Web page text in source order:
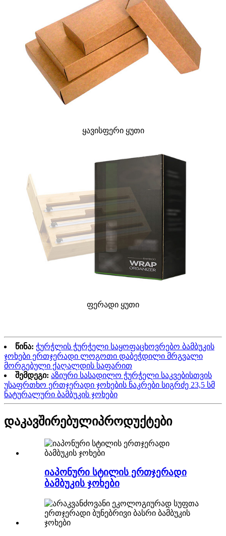
ყავისფერი ყუთი
ფერადი ყუთი
წინა: ჭურჭლის ჭურჭელი საყოფაცხოვრებო ბამბუკის
ჯოხები ერთჯერადი ლოგოთი დაბეჭდილი მრგვალი
მორგებული ქაღალდის საფარით
შემდეგი: აზიური სასადილო ჭურჭელი საკვებისთვის
უსაფრთხო ერთჯერადი ჯოხების ნაკრები სიგრძე 23,5 სმ
ნატურალური ბამბუკის ჯოხები
დაკავშირებულიპროდუქტები
იაპონური სტილის ერთჯერადი
ბამბუკის ჯოხები